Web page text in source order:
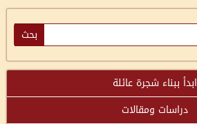
ابدأ ببناء شجرة عائلة
دراسات ومقالات